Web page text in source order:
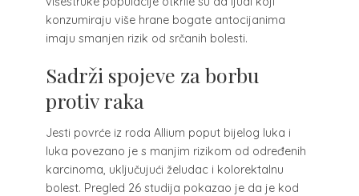
konzumiraju više hrane bogate antocijanima
imaju smanjen rizik od srčanih bolesti.
Sadrži spojeve za borbu
protiv raka
Jesti povrće iz roda Allium poput bijelog luka i
luka povezano je s manjim rizikom od određenih
karcinoma, uključujući želudac i kolorektalnu
bolest. Pregled 26 studija pokazao je da je kod